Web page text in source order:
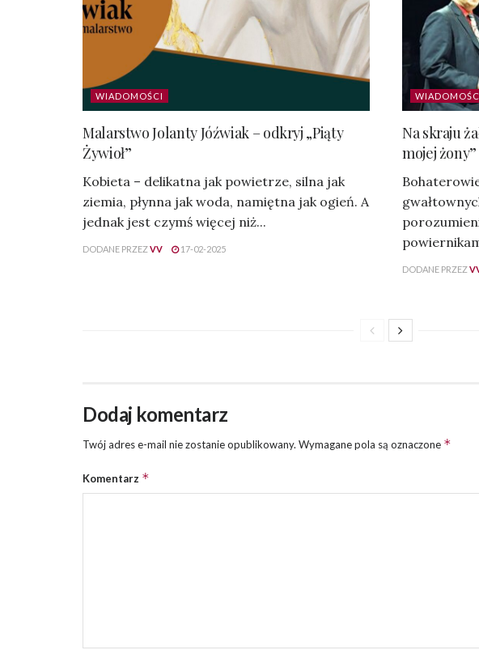
WIADOMOŚCI
Malarstwo Jolanty Jóźwiak – odkryj „Piąty
Żywioł”
Kobieta – delikatna jak powietrze, silna jak
ziemia, płynna jak woda, namiętna jak ogień. A
jednak jest czymś więcej niż...
DODANE PRZEZVV 17-02-2025
Na skraju
mojej żony”
DODANE PRZEZ
Dodaj komentarz
Twój adres e-mail nie zostanie opublikowany. Wymagane pola są oznaczone *
Komentarz *